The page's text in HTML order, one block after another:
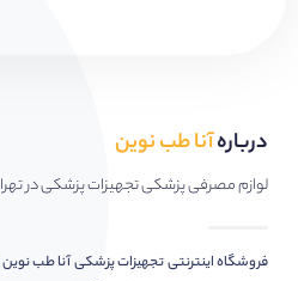
دربارهآنا طب نوین
لوازم مصرفی پزشکی تجهیزات پزشکی در
فروشگاه اینترنتی تجهیزات پزشکی آنا طب